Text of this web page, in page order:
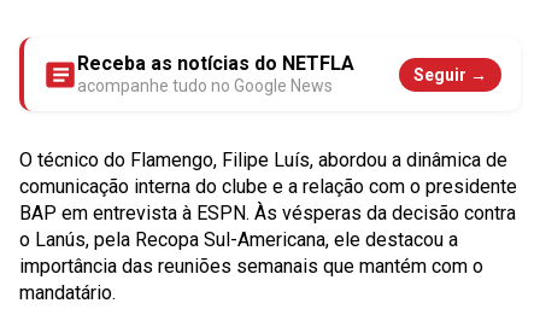
Receba as notícias do NETFLA
acompanhe tudo no Google News
Seguir →
O técnico do Flamengo, Filipe Luís, abordou a dinâmica de
comunicação interna do clube e a relação com o presidente
BAP em entrevista à ESPN. Às vésperas da decisão contra
o Lanús, pela Recopa Sul-Americana, ele destacou a
importância das reuniões semanais que mantém com o
mandatário.